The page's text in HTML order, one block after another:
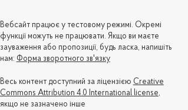
Вебсайт працює у тестовому режимі. Окремі
функції можуть не працювати. Якщо ви маєте
зауваження або пропозиції, будь ласка, напишіть
нам: Форма зворотного зв'язку
Весь контент доступний за ліцензією Creative
Commons Attribution 4.0 International license,
якщо не зазначено інше